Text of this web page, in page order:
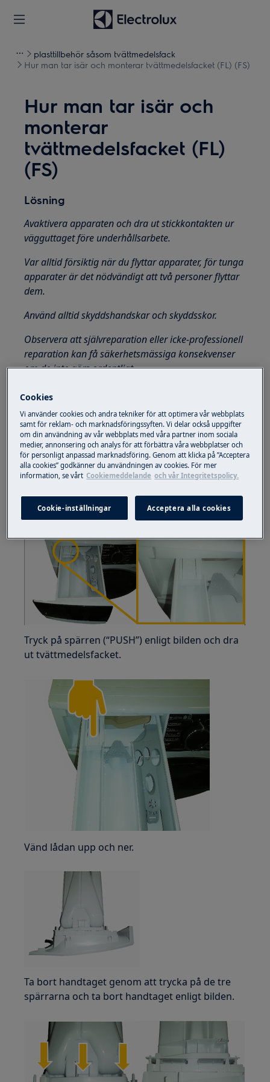
plasttillbehör såsom tvättmedelsfack
Hur man tar isär och monterar tvättmedelsfacket (FL) (FS)
Hur man tar isär och
monterar
tvättmedelsfacket (FL)
(FS)
Lösning
Avaktivera apparaten och dra ut stickkontakten ur
vägguttaget före underhållsarbete.
Var alltid försiktig när du flyttar apparater, för tunga
apparater är det nödvändigt att två personer flyttar
dem.
Använd alltid skyddshandskar och skyddsskor.
Observera att självreparation eller icke-professionell
reparation kan få säkerhetsmässiga konsekvenser
om de inte görs ordentligt
Hur man tar isär och monterar
ANMÄRKNING:
Nedanstående bilder är endast illustrativa, de kan
skilja sig från din tvättmaskin / tvättmaskin.
Öppna tvättmedelsfacket. Spärren (indikerad
med “PUSH” -namn) syns på vänster sida.
Tryck på spärren (“PUSH”) enligt bilden och dra
ut tvättmedelsfacket.
Vänd lådan upp och ner.
Ta bort handtaget genom att trycka på de tre
spärrarna och ta bort handtaget enligt bilden.
Cookies
Vi använder cookies och andra tekniker för att optimera vår webbplats
samt för reklam- och marknadsföringssyften. Vi delar också uppgifter
om din användning av vår webbplats med våra partner inom sociala
medier, annonsering och analys för att förbättra våra webbplatser och
för personligt anpassad marknadsföring. Genom att klicka på ”Acceptera
alla cookies” godkänner du användningen av cookies. För mer
information, se vårt Cookiemeddelande och vår Integritetspolicy.
Cookie-inställningar Acceptera alla cookies